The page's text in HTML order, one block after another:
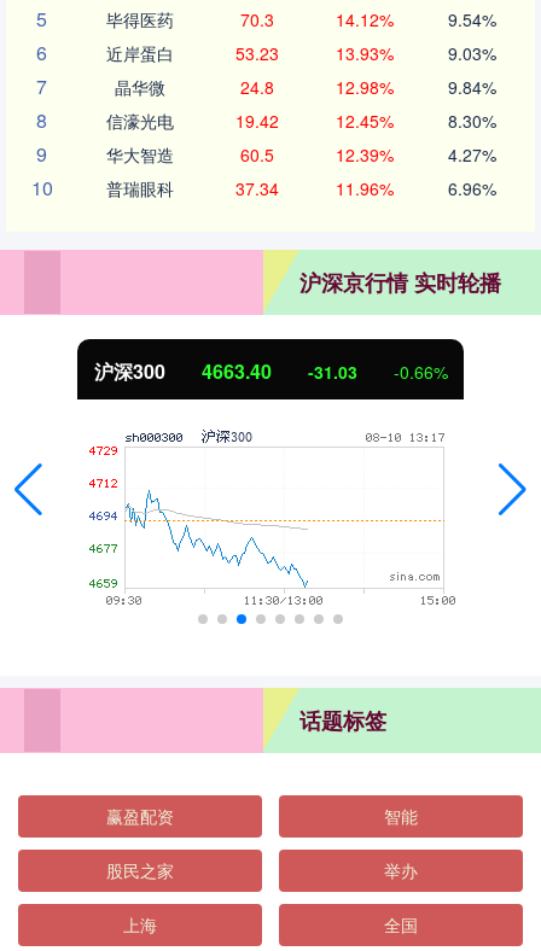
5 毕得医药 70.3 14.12% 9.54%
6 近岸蛋白 53.23 13.93% 9.03%
7 晶华微 24.8 12.98% 9.84%
8 信濠光电 19.42 12.45% 8.30%
9 华大智造 60.5 12.39% 4.27%
10 普瑞眼科 37.34 11.96% 6.96%
沪深京行情 实时轮播
沪深300 4663.40 -31.03 -0.66%
话题标签
赢盈配资 智能
股民之家 举办
上海 全国